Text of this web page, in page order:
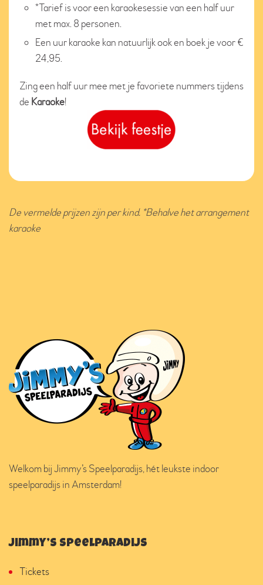
*Tarief is voor een karaokesessie van een half uur
met max. 8 personen.
Een uur karaoke kan natuurlijk ook en boek je voor €
24,95.
Zing een half uur mee met je favoriete nummers tijdens
de Karaoke!
De vermelde prijzen zijn per kind. *Behalve het arrangement
karaoke
Welkom bij Jimmy’s Speelparadijs, hét leukste indoor
speelparadijs in Amsterdam!
Jimmy’s Speelparadijs
Tickets